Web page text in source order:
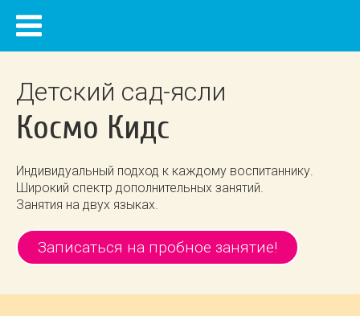
Детский сад-ясли
Космо Кидс
Индивидуальный подход к каждому воспитаннику.
Широкий спектр дополнительных занятий.
Занятия на двух языках.
Записаться на пробное занятие!